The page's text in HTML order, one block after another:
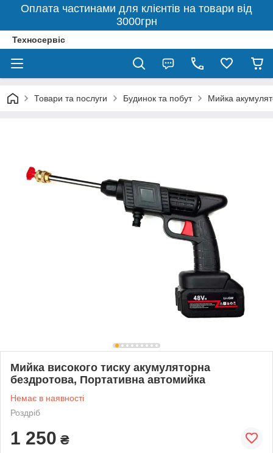
Оплата частинами для клієнтів на товари від
3000грн
Техносервіс
Товари та послуги Будинок та побут Мийка
Мийка високого тиску акумуляторна
бездротова, Портативна автомийка
Немає в наявності
Роздріб
1 250 ₴